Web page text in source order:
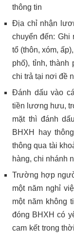
thông tin
Địa chỉ nhận
chuyển đến: Ghi
tổ (thôn, xóm,
phố), tỉnh,
chi trả tại nơi đề
Đánh dấu vào
tiền lương hưu,
mặt thì đánh
BHXH hay
thông qua tài
hàng, chi nhánh
Trường hợp
một năm nghỉ
một năm không
đóng BHXH có
cam kết trong